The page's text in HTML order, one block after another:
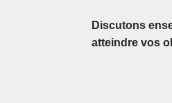
Discutons
atteindre vos